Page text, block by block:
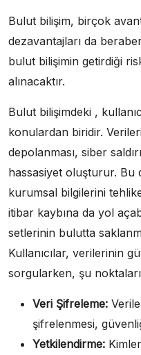
Bulut bilişim, birçok
dezavantajları da
bulut bilişimin getirdiği
alınacaktır.
Bulut bilişimdeki ,
konulardan biridir.
depolanması, siber
hassasiyet oluşturur. Bu
kurumsal bilgilerini
itibar kaybına da yol
setlerinin bulutta
Kullanıcılar, verilerinin
sorgularken, şu noktaları
Veri Şifreleme:
şifrelenmesi,
Yetkilendirme: